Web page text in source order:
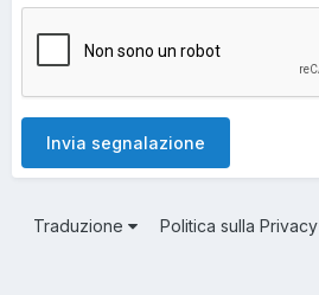
Invia segnalazione
Traduzione Politica sulla Privacy